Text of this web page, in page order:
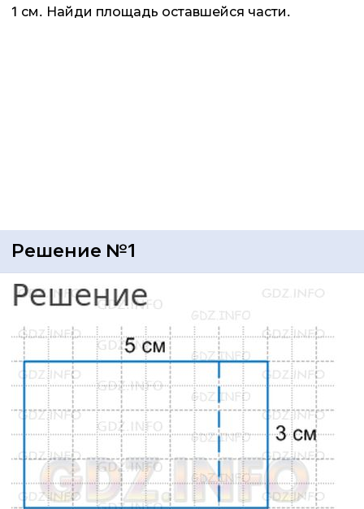
1 см. Найди площадь оставшейся части.
Решение №1